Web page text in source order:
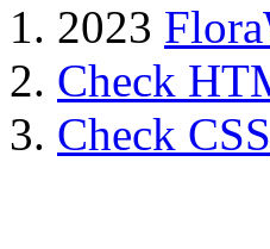
2023
Check
Check CSS